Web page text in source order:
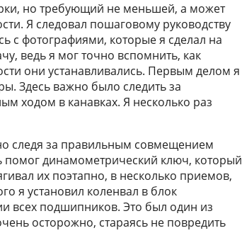
но требующий не меньшей, а может
Я следовал пошаговому руководству
с фотографиями, которые я сделал на
ведь я мог точно вспомнить, как
они устанавливались. Первым делом я
Здесь важно было следить за
ходом в канавках. Я несколько раз
следя за правильным совмещением
динамометрический ключ, который
их поэтапно, в несколько приемов,
я установил коленвал в блок
всех подшипников. Это был один из
осторожно, стараясь не повредить